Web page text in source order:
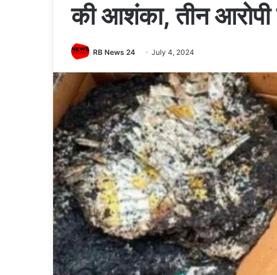
की आशंका, तीन आरोपी
RB News 24 July 4, 2024